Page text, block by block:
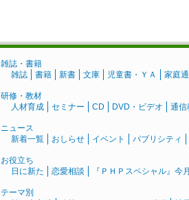
雑誌・書籍
雑誌
書籍 新書 文庫 児童書・ＹＡ 家庭
研修・教材
人材育成
セミナー CD DVD・ビデオ 通信
ニュース
新着一覧
おしらせ イベント パブリシティ
お役立ち
日に新た
恋愛相談 『ＰＨＰスペシャル』今
テーマ別